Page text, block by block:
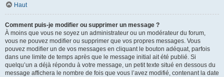
Haut
Comment puis-je modifier ou supprimer un message ?
À moins que vous ne soyez un administrateur ou un modérateur du forum,
vous ne pouvez modifier ou supprimer que vos propres messages. Vous
pouvez modifier un de vos messages en cliquant le bouton adéquat, parfois
dans une limite de temps après que le message initial ait été publié. Si
quelqu’un a déjà répondu à votre message, un petit texte situé en dessous du
message affichera le nombre de fois que vous l’avez modifié, contenant la date